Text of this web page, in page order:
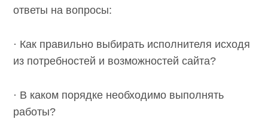
ответы на вопросы:
· Как правильно выбирать исполнителя исходя
из потребностей и возможностей сайта?
· В каком порядке необходимо выполнять
работы?